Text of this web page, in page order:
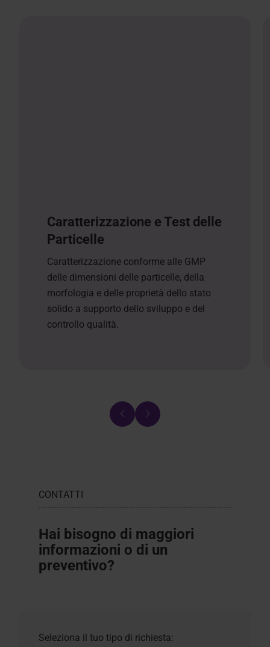
Caratterizzazione e Test delle
Particelle
Caratterizzazione conforme alle GMP
delle dimensioni delle particelle, della
morfologia e delle proprietà dello stato
solido a supporto dello sviluppo e del
controllo qualità.
CONTATTI
Hai bisogno di maggiori
informazioni o di un
preventivo?
Seleziona il tuo tipo di richiesta: